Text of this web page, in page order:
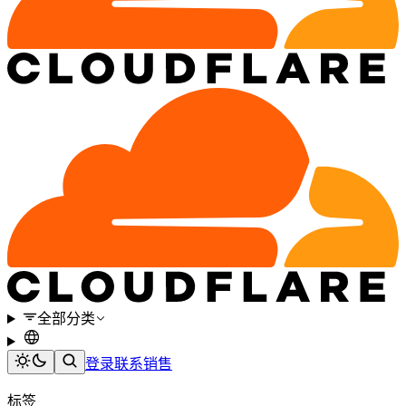
全部分类
登录联系销售
标签